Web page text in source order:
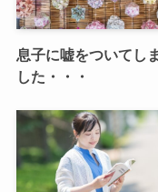
息子に嘘をついてし
した・・・